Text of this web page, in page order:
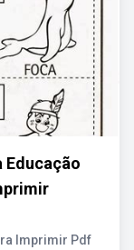
Educação
Imprimir Pdf